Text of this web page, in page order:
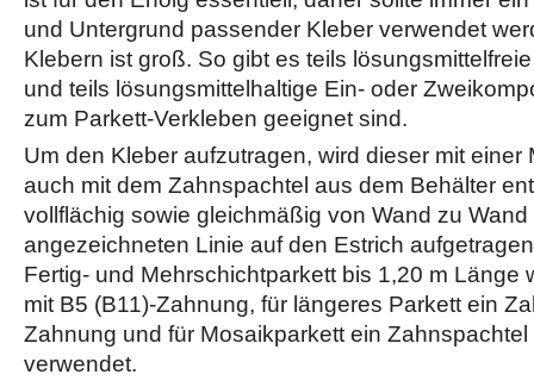
und Untergrund passender Kleber verwendet
Klebern ist groß. So gibt es teils
und teils lösungsmittelhaltige Ein- oder
zum Parkett-Verkleben geeignet sind.
Um den Kleber aufzutragen, wird dieser mit einer
auch mit dem Zahnspachtel aus dem Behälter
vollflächig sowie gleichmäßig von Wand zu
angezeichneten Linie auf den Estrich
Fertig- und Mehrschichtparkett bis 1,20 m Länge
mit B5 (B11)-Zahnung, für längeres Parkett ein
Zahnung und für Mosaikparkett ein
verwendet.